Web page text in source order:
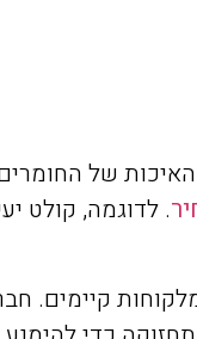
של
. לדוגמה, קולט
קיימים.